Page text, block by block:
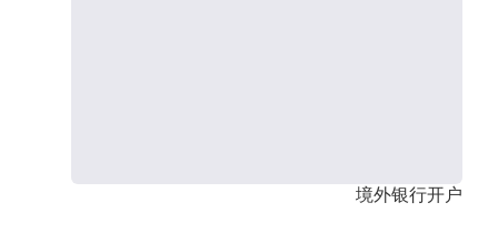
境外银行开户